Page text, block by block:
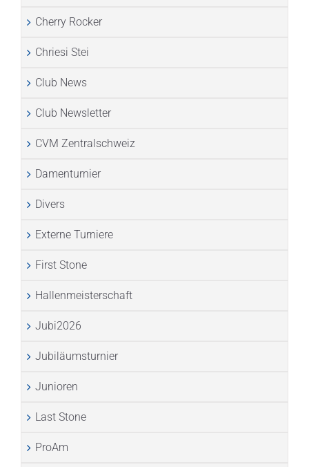
Cherry Rocker
Chriesi Stei
Club News
Club Newsletter
CVM Zentralschweiz
Damenturnier
Divers
Externe Turniere
First Stone
Hallenmeisterschaft
Jubi2026
Jubiläumsturnier
Junioren
Last Stone
ProAm